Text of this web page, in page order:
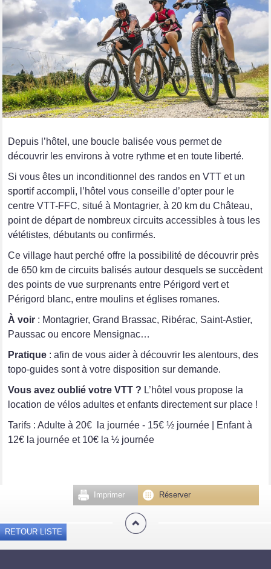
Depuis l’hôtel, une boucle balisée vous permet de
découvrir les environs à votre rythme et en toute liberté.
Si vous êtes un inconditionnel des randos en VTT et un
sportif accompli, l’hôtel vous conseille d’opter pour le
centre VTT-FFC, situé à Montagrier, à 20 km du Château,
point de départ de nombreux circuits accessibles à tous les
vététistes, débutants ou confirmés.
Ce village haut perché offre la possibilité de découvrir près
de 650 km de circuits balisés autour desquels se succèdent
des points de vue surprenants entre Périgord vert et
Périgord blanc, entre moulins et églises romanes.
À voir : Montagrier, Grand Brassac, Ribérac, Saint-Astier,
Paussac ou encore Mensignac…
Pratique : afin de vous aider à découvrir les alentours, des
topo-guides sont à votre disposition sur demande.
Vous avez oublié votre VTT ? L’hôtel vous propose la
location de vélos adultes et enfants directement sur place !
Tarifs : Adulte à 20€ la journée - 15€ ½ journée | Enfant à
12€ la journée et 10€ la ½ journée
Réserver
Imprimer
RETOUR LISTE